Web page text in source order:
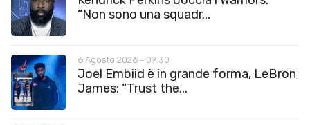
“Non sono una squadr...
6 Agosto 2026 - 09:30
Joel Embiid è in grande forma, LeBron
James: “Trust the...